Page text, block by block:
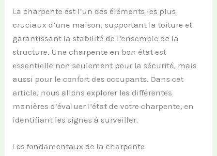
La charpente est l’un des éléments les plus
cruciaux d’une maison, supportant la toiture et
garantissant la stabilité de l’ensemble de la
structure. Une charpente en bon état est
essentielle non seulement pour la sécurité, mais
aussi pour le confort des occupants. Dans cet
article, nous allons explorer les différentes
manières d’évaluer l’état de votre charpente, en
identifiant les signes à surveiller.
Les fondamentaux de la charpente